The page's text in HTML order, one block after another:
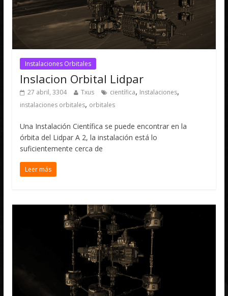
Instalaciones Orbitales
Inslacion Orbital Lidpar
27 abril, 3304 Txus científica, Instalaciones,
instalaciones orbitales, orbitales
Una Instalación Científica se puede encontrar en la
órbita del Lidpar A 2, la instalación está lo
suficientemente cerca de
Leer más